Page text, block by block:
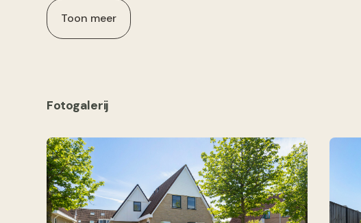
Toon meer
Fotogalerij